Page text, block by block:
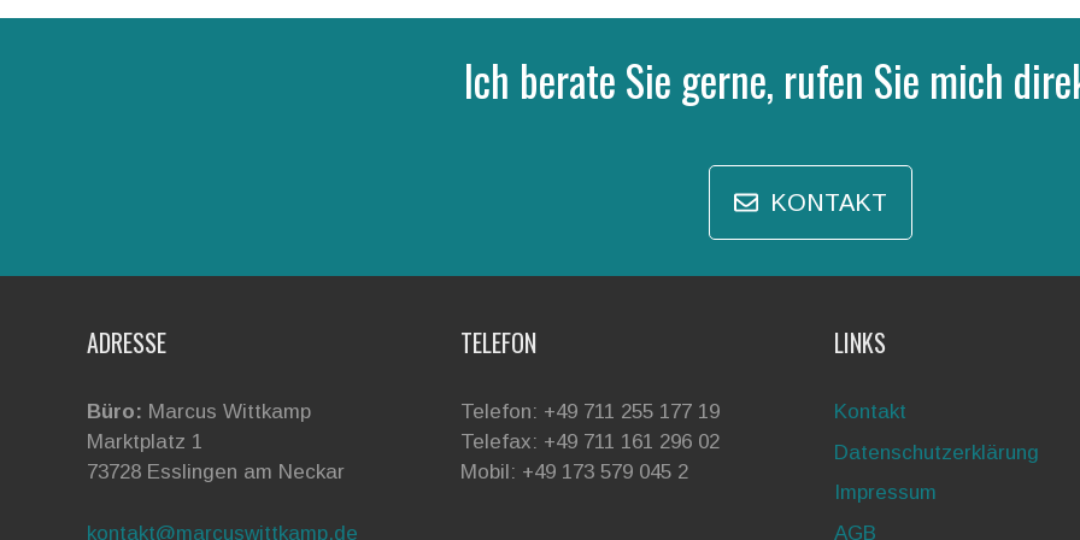
Ich berate Sie gerne, rufen Sie mich
KONTAKT
ADRESSE
Büro: Marcus Wittkamp
Marktplatz 1
73728 Esslingen am Neckar
kontakt@marcuswittkamp.de
TELEFON
Telefon: +49 711 255 177 19
Telefax: +49 711 161 296 02
Mobil: +49 173 579 045 2
LINKS
Kontakt
Datenschutzerklärung
Impressum
AGB